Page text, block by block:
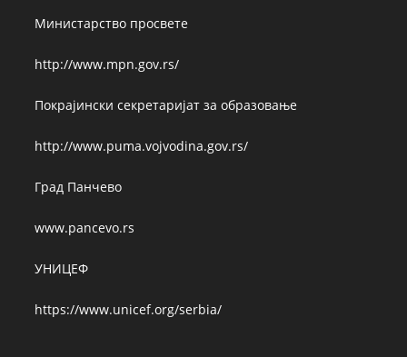
Министарство просвете
http://www.mpn.gov.rs/
Покрајински секретаријат за образовање
http://www.puma.vojvodina.gov.rs/
Град Панчево
www.pancevo.rs
УНИЦЕФ
https://www.unicef.org/serbia/